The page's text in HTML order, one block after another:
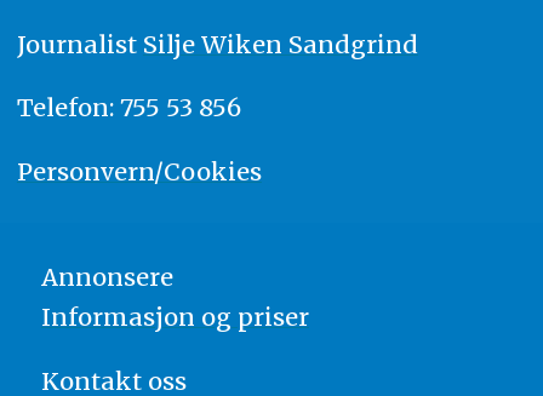
Journalist Silje Wiken Sandgrind
Telefon: 755 53 856
Personvern/Cookies
Annonsere
Informasjon og priser
Kontakt oss